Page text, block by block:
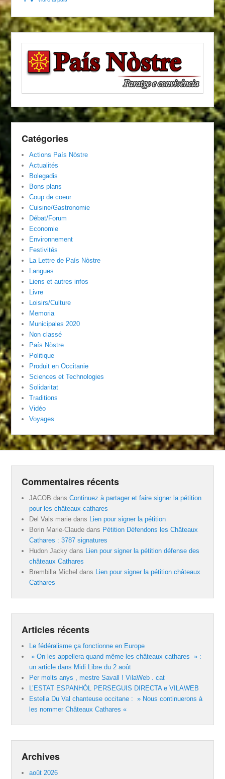
Catégories
Actions País Nòstre
Actualités
Bolegadis
Bons plans
Coup de coeur
Cuisine/Gastronomie
Débat/Forum
Economie
Environnement
Festivités
La Lettre de País Nòstre
Langues
Liens et autres infos
Livre
Loisirs/Culture
Memoria
Municipales 2020
Non classé
País Nòstre
Politique
Produit en Occitanie
Sciences et Technologies
Solidaritat
Traditions
Vidéo
Voyages
Commentaires récents
JACOB dansContinuez à partager et faire signer la pétition
pour les châteaux cathares
Del Vals marie dans Lien pour signer la pétition
Borin Marie-Claude dans Pétition Défendons les Châteaux
Cathares : 3787 signatures
Hudon Jacky dans Lien pour signer la pétition défense des
châteaux Cathares
Brembilla Michel dans Lien pour signer la pétition châteaux
Cathares
Articles récents
Le fédéralisme ça fonctionne en Europe
» On les appellera quand même les châteaux cathares » :
un article dans Midi Libre du 2 août
Per molts anys , mestre Savall ! VilaWeb . cat
L’ESTAT ESPANHÒL PERSEGUIS DIRECTA e VILAWEB
Estella Du Val chanteuse occitane : » Nous continuerons à
les nommer Châteaux Cathares «
Archives
août 2026